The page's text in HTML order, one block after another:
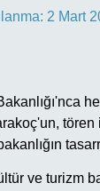
2 Mart
ve turizm